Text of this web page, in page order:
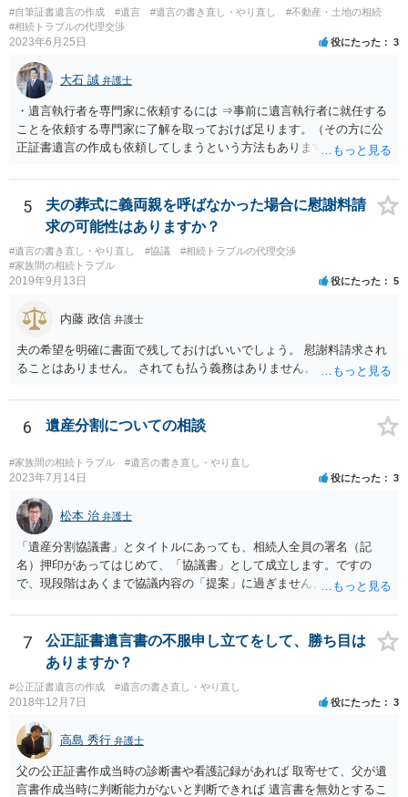
ようであれば警察への通報や法的措置も辞さないこと などを記載した
書面を発送してもらうことがよろしいように思います。
#自筆証書遺言の作成 #遺言 #遺言の書き直し・やり直し
#不動産・土地の相続
#相続トラブルの代理交渉
2023年6月25日 役にたった 3
大石 誠 弁護士
・遺言執行者を専門家に依頼するには ⇒事前に遺言執行者に就任する
ことを依頼する専門家に了解を取っておけば足ります。（その方に公
正証書遺言の作成も依頼してしまうという方法もあります） 事前に了
ません。 遺言執行者に就任し、遺言執行が完了したときの報酬だけ、
弁護士費用としてかかります。 ・亡くなった際に、法務局に預けた自
筆証書遺言の存在を親族がなかったものにされる可能性 ⇒自筆の遺言
書を法務局に保管した場合、死亡後、法務局に遺言書の有無を照会す
ることになりますので、「法務局に預けた自筆証書遺言の存在を親族
がなかったもの」にすることはできません。 存在をなかったものにす
がありえますが、その予防方法は、遺言者と面談してみないと判断が
難しいです。
5
夫の葬式に義両親を呼ばなかった場合に慰謝料請
求の可能性はありますか？
#遺言の書き直し・やり直し #協議
#相続トラブルの代理交渉
#家族間の相続トラブル
2019年9月13日 役にたった 5
内藤 政信 弁護士
夫の希望を明確に書面で残しておけばいいでしょう。 慰謝料請求され
ることはありません。 されても払う義務はありません。
6 遺産分割についての相談
#家族間の相続トラブル #遺言の書き直し・やり直し
2023年7月14日 役にたった 3
松本 治 弁護士
「遺産分割協議書」とタイトルにあっても、相続人全員の署名（記
名）押印があってはじめて、「協議書」として成立します。ですの
で、現段階はあくまで協議内容の「提案」に過ぎません。 納得がいか
成立となります。その場合、成立させたい相続人が、家庭裁判所に遺
産分割調停を申し立てなければなりません。 なお、弁護士の送付状
は、通常、相続人全員分の（本件であれば４通の）「遺産分割協議
書」を作成するところ、１通だけの作成にとどめる理由が書かれてい
るものです。
7
公正証書遺言書の不服申し立てをして、勝ち目は
ありますか？
#公正証書遺言の作成 #遺言の書き直し・やり直し
2018年12月7日 役にたった 3
高島 秀行 弁護士
父の公正証書作成当時の診断書や看護記録があれば 取寄せて、父が遺
言書作成当時に判断能力がないと判断できれば 遺言書を無効とするこ